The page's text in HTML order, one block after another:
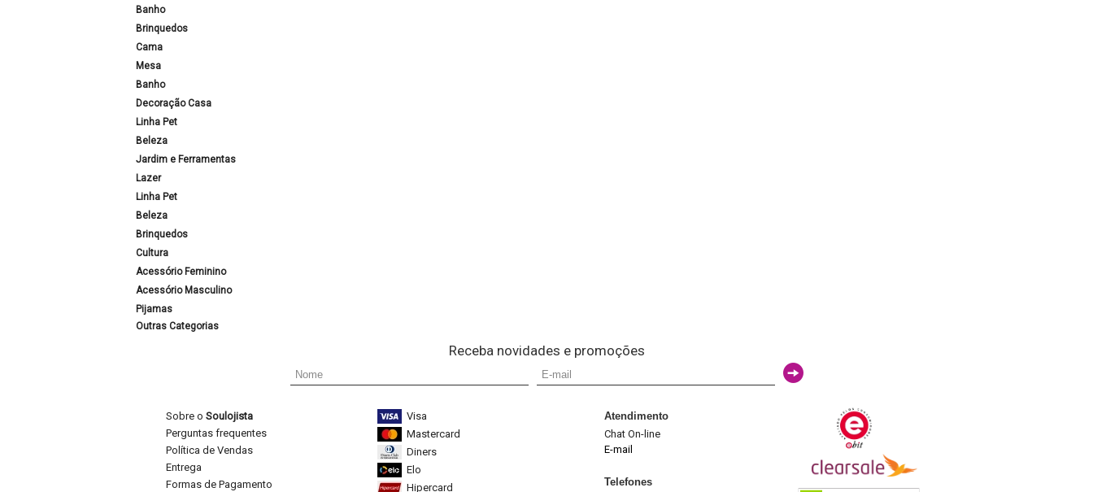
Banho
Brinquedos
Cama
Mesa
Banho
Decoração Casa
Linha Pet
Beleza
Jardim e Ferramentas
Lazer
Linha Pet
Beleza
Brinquedos
Cultura
Acessório Feminino
Acessório Masculino
Pijamas
Outras Categorias
Receba novidades e promoções
Sobre o Soulojista
Perguntas frequentes
Política de Vendas
Entrega
Formas de Pagamento
Visa
Mastercard
Diners
Elo
Hipercard
Atendimento
Chat On-line
E-mail
Telefones